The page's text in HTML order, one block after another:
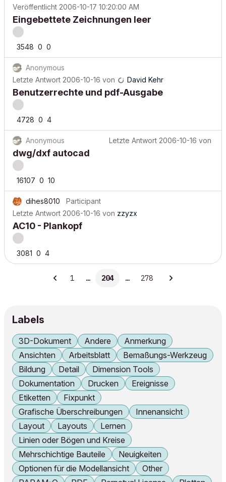
Veröffentlicht 2006-10-17 10:20:00 AM
Eingebettete Zeichnungen leer
3548 0 0
Anonymous
Letzte Antwort 2006-10-16 von David Kehr
Benutzerrechte und pdf-Ausgabe
4728 0 4
Anonymous Letzte Antwort 2006-10-16 von
dwg/dxf autocad
16107 0 10
dihes8010
Participant
Letzte Antwort 2006-10-16 von zzyzx
AC10 - Plankopf
3081 0 4
1 … 204 … 278
Labels
3D-Dokument Andere
Anmerkung
Ansichten
Arbeitsblatt
Bemaßungs-Werkzeug
Bildung
Detail
Dimension Tools
Dokumentation
Drucken
Ereignisse
Etiketten
Fixpunkt
Grafische Überschreibungen
Innenansicht
Layout
Layouts
Lernen
Linien oder Bögen und Kreise
Mehrschichtige Bauteile
Neuigkeiten
Optionen für die Modellansicht
Other